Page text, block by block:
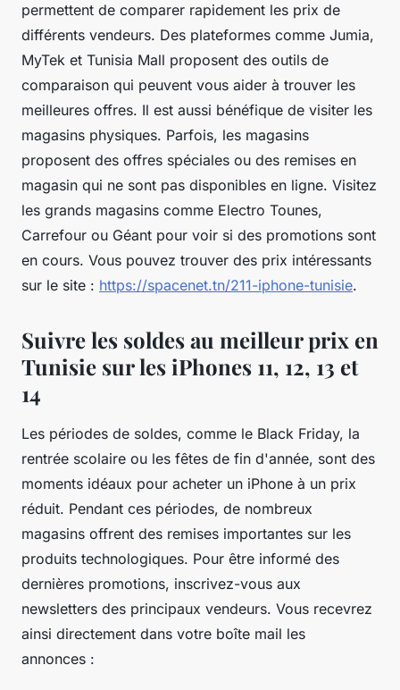
permettent de comparer rapidement les prix de
différents vendeurs. Des plateformes comme Jumia,
MyTek et Tunisia Mall proposent des outils de
comparaison qui peuvent vous aider à trouver les
meilleures offres. Il est aussi bénéfique de visiter les
magasins physiques. Parfois, les magasins
proposent des offres spéciales ou des remises en
magasin qui ne sont pas disponibles en ligne. Visitez
les grands magasins comme Electro Tounes,
Carrefour ou Géant pour voir si des promotions sont
en cours. Vous pouvez trouver des prix intéressants
sur le site : https://spacenet.tn/211-iphone-tunisie.
Suivre les soldes au meilleur prix en
Tunisie sur les iPhones 11, 12, 13 et
14
Les périodes de soldes, comme le Black Friday, la
rentrée scolaire ou les fêtes de fin d'année, sont des
moments idéaux pour acheter un iPhone à un prix
réduit. Pendant ces périodes, de nombreux
magasins offrent des remises importantes sur les
produits technologiques. Pour être informé des
dernières promotions, inscrivez-vous aux
newsletters des principaux vendeurs. Vous recevrez
ainsi directement dans votre boîte mail les
annonces :